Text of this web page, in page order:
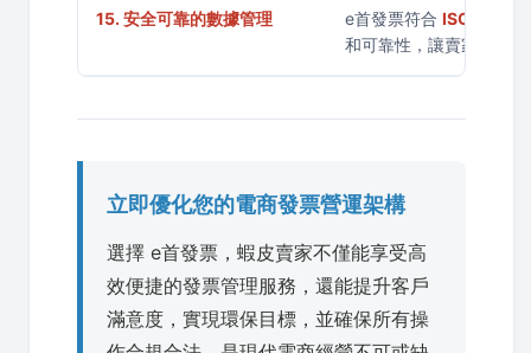
15. 安全可靠的數據管理 e首發票符合 ISO/IEC
和可靠性，讓賣家放心
立即優化您的電商發票營運架構
選擇 e首發票，蝦皮賣家不僅能享受高
效便捷的發票管理服務，還能提升客戶
滿意度，實現環保目標，並確保所有操